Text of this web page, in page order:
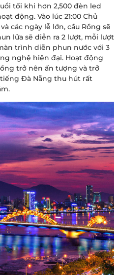
tối khi hơn 2,500 đèn led
động. Vào lúc 21:00 Chủ
các ngày lễ lớn, cầu Rồng sẽ
lửa sẽ diễn ra 2 lượt, mỗi lượt
trình diễn phun nước với 3
nghệ hiện đại. Hoạt động
trở nên ấn tượng và trở
Đà Nẵng thu hút rất